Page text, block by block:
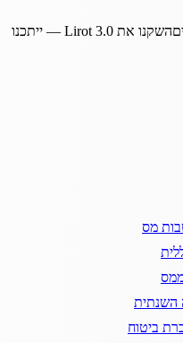
השקנו את Lirot 3.0— ייתכנו
מס
השנתית
ביטוח